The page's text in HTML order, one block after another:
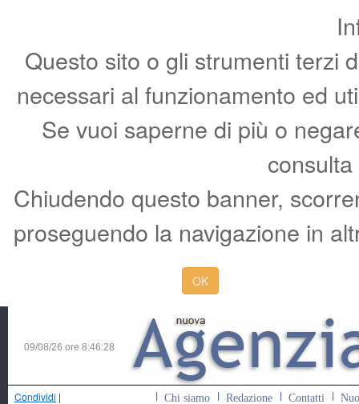
Questo sito o gli strumenti terzi
necessari al funzionamento ed
Se vuoi saperne di più o
Chiudendo questo banner,
proseguendo la navigazione in
OK
09/08/26 ore 8:46:29
Condividi | Chi siamo Redazione Contatti